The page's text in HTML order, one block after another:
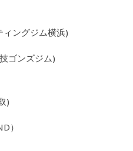
ングジム横浜)
ゴンズジム)
)
）